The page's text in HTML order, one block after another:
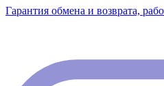
Гарантия обмена и возврата,